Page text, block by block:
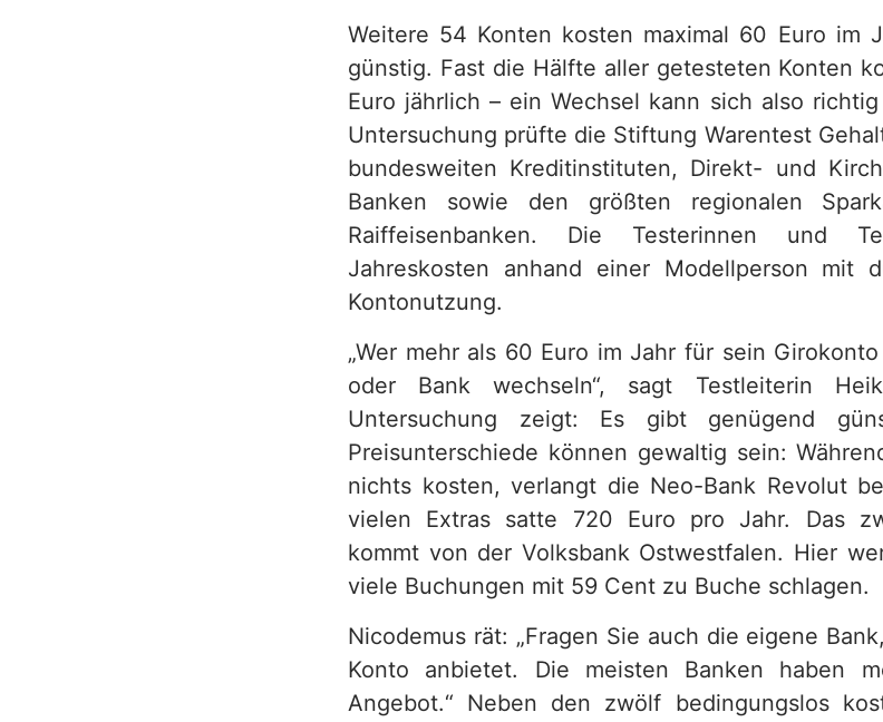
Weitere 54 Konten kosten maximal 60 Euro im
günstig. Fast die Hälfte aller getesteten Konten
Euro jährlich – ein Wechsel kann sich also
Untersuchung prüfte die Stiftung Warentest
bundesweiten Kreditinstituten, Direkt- und
Banken sowie den größten regionalen
Raiffeisenbanken. Die Testerinnen und
Jahreskosten anhand einer Modellperson mit
Kontonutzung.
„Wer mehr als 60 Euro im Jahr für sein
oder Bank wechseln“, sagt Testleiterin
Untersuchung zeigt: Es gibt genügend
Preisunterschiede können gewaltig sein:
nichts kosten, verlangt die Neo-Bank Revolut
vielen Extras satte 720 Euro pro Jahr. Das
kommt von der Volksbank Ostwestfalen. Hier
viele Buchungen mit 59 Cent zu Buche schlagen.
Nicodemus rät: „Fragen Sie auch die eigene
Konto anbietet. Die meisten Banken haben
Angebot.“ Neben den zwölf bedingungslos